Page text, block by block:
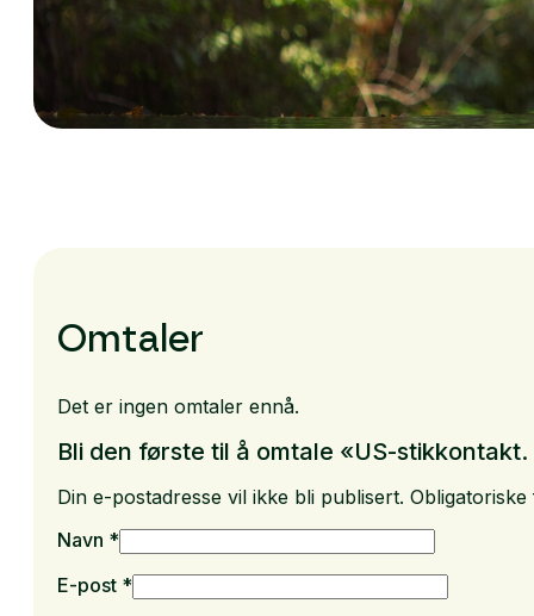
Omtaler
Det er ingen omtaler ennå.
Bli den første til å omtale «US-
Din e-postadresse vil ikke bli publisert.
Navn *
E-post *